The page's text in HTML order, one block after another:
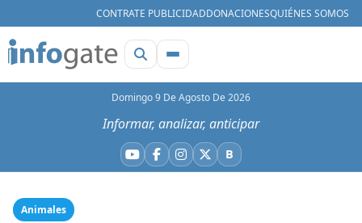
CONTRATE PUBLICIDADDONACIONESQUIÉNES SOMOS
Domingo 9 De Agosto De 2026
Informar, analizar, anticipar
YouTube
Facebook
Instagram
X BBluesky
Animales